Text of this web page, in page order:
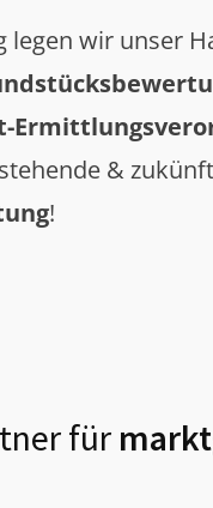
wir unser
&
!
für